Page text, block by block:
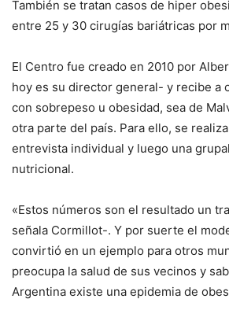
También se tratan casos de hiper
entre 25 y 30 cirugías bariátricas por
El Centro fue creado en 2010 por
hoy es su director general- y recibe a
con sobrepeso u obesidad, sea de
otra parte del país. Para ello, se
entrevista individual y luego una
nutricional.
«Estos números son el resultado un
señala Cormillot-. Y por suerte el
convirtió en un ejemplo para otros
preocupa la salud de sus vecinos y
Argentina existe una epidemia de